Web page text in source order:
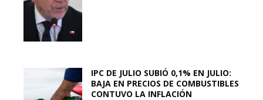
IPC DE JULIO SUBIÓ 0,1% EN JULIO:
BAJA EN PRECIOS DE COMBUSTIBLES
CONTUVO LA INFLACIÓN